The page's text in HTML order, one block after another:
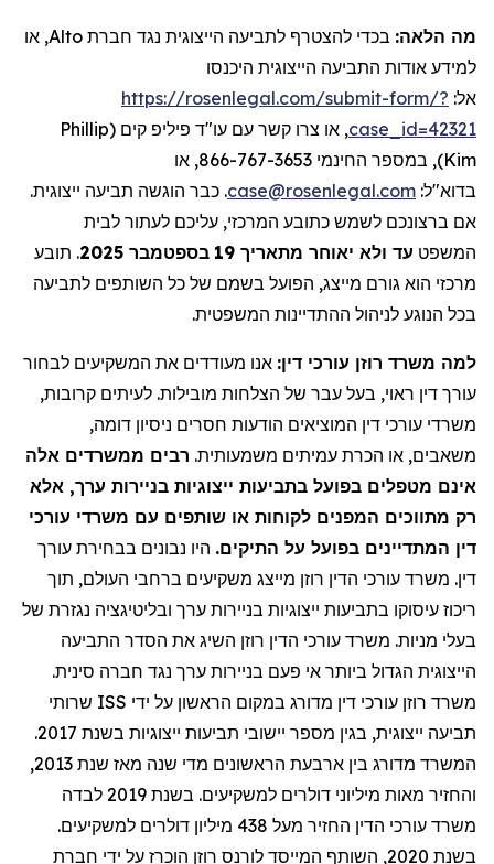
מה הלאה: בכדי להצטרף לתביעה הייצוגית נגד חברת Alto, או
למידע אודות התביעה הייצוגית היכנסו
אל: https://rosenlegal.com/submit-form/?
case_id=42321, או צרו קשר עם עו"ד פיליפ קים (Phillip
Kim
), במספר החינמי 866-767-3653, או
בדוא"ל: case@rosenlegal.com. כבר הוגשה תביעה ייצוגית.
אם ברצונכם לשמש כתובע המרכזי, עליכם לעתור לבית
המשפט עד ולא יאוחר מתאריך 19 בספטמבר . תובע
מרכזי הוא גורם מייצג, הפועל בשמם של כל השותפים לתביעה
בכל הנוגע לניהול ההתדיינות המשפטית.
למה משרד רוזן עורכי דין: אנו מעודדים את המשקיעים לבחור
עורך דין ראוי, בעל עבר של הצלחות מובילות. לעיתים קרובות,
משרדי עורכי דין המוציאים הודעות חסרים ניסיון דומה,
משאבים, או הכרת עמיתים משמעותית. רבים ממשרדים אלה
אינם מטפלים בפועל בתביעות ייצוגיות בניירות ערך, אלא
רק מתווכים המפנים לקוחות או שותפים עם משרדי עורכי
דין המתדיינים בפועל על התיקים. היו נבונים בבחירת עורך
דין. משרד עורכי הדין רוזן מייצג משקיעים ברחבי העולם, תוך
ריכוז עיסוקו בתביעות ייצוגיות בניירות ערך ובליטיגציה נגזרת של
בעלי מניות. משרד עורכי הדין רוזן השיג את הסדר התביעה
הייצוגית הגדול ביותר אי פעם בניירות ערך נגד חברה סינית.
משרד רוזן עורכי דין מדורג במקום הראשון על ידי ISS שרותי
תביעה ייצוגית, בגין מספר יישובי תביעות ייצוגיות בשנת 2017.
המשרד מדורג בין ארבעת הראשונים מדי שנה מאז שנת 2013,
והחזיר מאות מיליוני דולרים למשקיעים. בשנת 2019 לבדה
משרד עורכי הדין החזיר מעל
438 מיליון דולרים למשקיעים.
בשנת 2020, השותף המייסד לורנס רוזן הוכרז על ידי חברת